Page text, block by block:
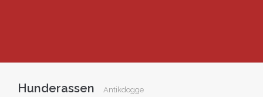
Hunderassen Antikdogge